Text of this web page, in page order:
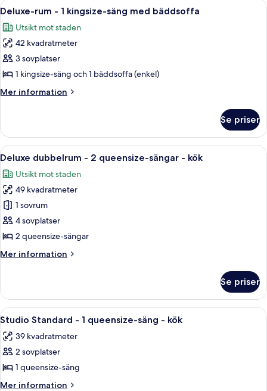
queensize-
Öppna
alla
foton
för
Deluxe-
rum
-
1
säng
med
bäddsoffa
Ett hotellrum med en stor säng,
4
Deluxe-rum - 1 kingsize-säng med bäddsoffa
Utsikt mot staden
42 kvadratmeter
3 sovplatser
1 kingsize-säng och 1 bäddsoffa (enkel)
Mer information
Mer
rum
1
säng
med
bäddsoffa
Se priser
Öppna
alla
foton
för
Deluxe
dubbelrum
-
queensize-
kök
Ett hotellrum med två sängar, ett
5
Deluxe dubbelrum - 2 queensize-sängar - kök
Utsikt mot staden
49 kvadratmeter
1 sovrum
4 sovplatser
2 queensize-sängar
Mer information
Mer
dubbelrum
2
sängar
Se priser
Öppna
alla
foton
för
Studio
Standard
Ett hotellrum med en stor säng, ett
5
Studio Standard - 1 queensize-säng - kök
39 kvadratmeter
2 sovplatser
1 queensize-säng
Mer information
Mer